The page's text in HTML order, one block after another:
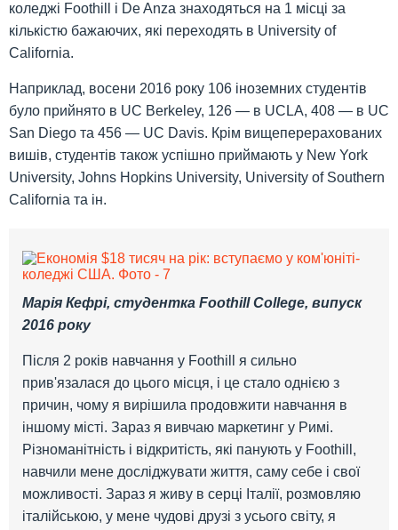
коледжі Foothill і De Anza знаходяться на 1 місці за
кількістю бажаючих, які переходять в University of
California.
Наприклад, восени 2016 року 106 іноземних студентів
було прийнято в UC Berkeley, 126 — в UCLA, 408 — в UC
San Diego та 456 — UC Davis. Крім вищеперерахованих
вишів, студентів також успішно приймають у New York
University, Johns Hopkins University, University of Southern
California та ін.
Марія Кефрі, студентка Foothill College, випуск
2016 року
Після 2 років навчання у Foothill я сильно
прив'язалася до цього місця, і це стало однією з
причин, чому я вирішила продовжити навчання в
іншому місті. Зараз я вивчаю маркетинг у Римі.
Різноманітність і відкритість, які панують у Foothill,
навчили мене досліджувати життя, саму себе і свої
можливості. Зараз я живу в серці Італії, розмовляю
італійською, у мене чудові друзі з усього світу, я